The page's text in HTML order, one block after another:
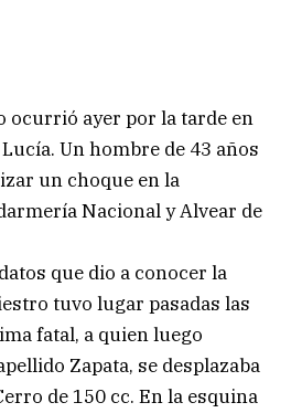
ocurrió ayer por la tarde en
Un hombre de 43 años
un choque en la
Nacional y Alvear de
que dio a conocer la
tuvo lugar pasadas las
fatal, a quien luego
Zapata, se desplazaba
de 150 cc. En la esquina